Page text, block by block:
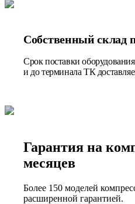
Собственный склад
Срок поставки
и до терминала ТК
Гарантия на
месяцев
Более 150 моделей
расширенной гарантией.